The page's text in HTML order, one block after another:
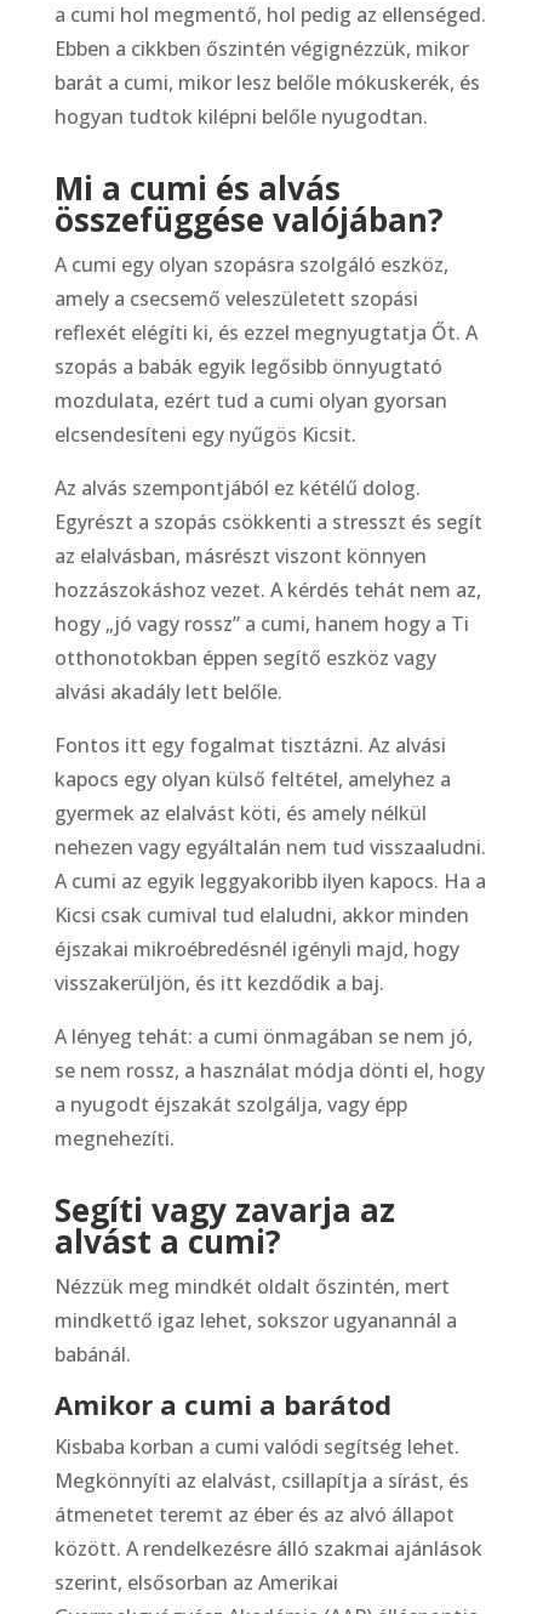
a cumi hol megmentő, hol pedig az ellenséged.
Ebben a cikkben őszintén végignézzük, mikor
barát a cumi, mikor lesz belőle mókuskerék, és
hogyan tudtok kilépni belőle nyugodtan.
Mi a cumi és alvás
összefüggése valójában?
A cumi egy olyan szopásra szolgáló eszköz,
amely a csecsemő veleszületett szopási
reflexét elégíti ki, és ezzel megnyugtatja Őt. A
szopás a babák egyik legősibb önnyugtató
mozdulata, ezért tud a cumi olyan gyorsan
elcsendesíteni egy nyűgös Kicsit.
Az alvás szempontjából ez kétélű dolog.
Egyrészt a szopás csökkenti a stresszt és segít
az elalvásban, másrészt viszont könnyen
hozzászokáshoz vezet. A kérdés tehát nem az,
hogy „jó vagy rossz” a cumi, hanem hogy a Ti
otthonotokban éppen segítő eszköz vagy
alvási akadály lett belőle.
Fontos itt egy fogalmat tisztázni. Az alvási
kapocs egy olyan külső feltétel, amelyhez a
gyermek az elalvást köti, és amely nélkül
nehezen vagy egyáltalán nem tud visszaaludni.
A cumi az egyik leggyakoribb ilyen kapocs. Ha a
Kicsi csak cumival tud elaludni, akkor minden
éjszakai mikroébredésnél igényli majd, hogy
visszakerüljön, és itt kezdődik a baj.
A lényeg tehát: a cumi önmagában se nem jó,
se nem rossz, a használat módja dönti el, hogy
a nyugodt éjszakát szolgálja, vagy épp
megnehezíti.
Segíti vagy zavarja az
alvást a cumi?
Nézzük meg mindkét oldalt őszintén, mert
mindkettő igaz lehet, sokszor ugyanannál a
babánál.
Amikor a cumi a barátod
Kisbaba korban a cumi valódi segítség lehet.
Megkönnyíti az elalvást, csillapítja a sírást, és
átmenetet teremt az éber és az alvó állapot
között. A rendelkezésre álló szakmai ajánlások
szerint, elsősorban az Amerikai